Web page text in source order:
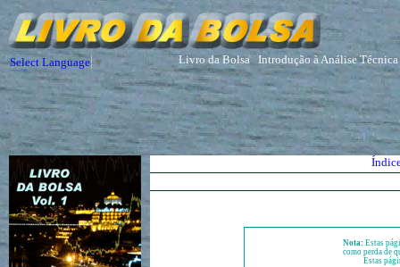
Select Language ▼ Livro da Bolsa Introdução à Análise Técnica
Nota: Estas
como perda de
Estas